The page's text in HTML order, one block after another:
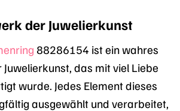
der Juwelierkunst
88286154 ist ein wahres
das mit viel Liebe
wurde. Jedes Element dieses
ausgewählt und verarbeitet,